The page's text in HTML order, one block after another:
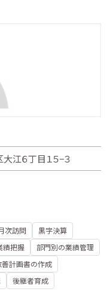
江６丁目１５−３
次訪問
黒字決算
績把握
部門別の業績管理
計画書の作成
後継者育成